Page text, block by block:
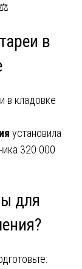
в
в кладовке
установила
320 000
для